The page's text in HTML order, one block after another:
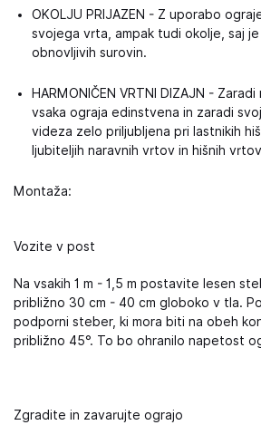
OKOLJU PRIJAZEN - Z uporabo
svojega vrta, ampak tudi okolje, saj
obnovljivih surovin.
HARMONIČEN VRTNI DIZAJN -
vsaka ograja edinstvena in zaradi
videza zelo priljubljena pri lastnikih
ljubiteljih naravnih vrtov in hišnih
Montaža:
Vozite v post
Na vsakih 1 m - 1,5 m postavite lesen
približno 30 cm - 40 cm globoko v tla.
podporni steber, ki mora biti na obeh
približno 45°. To bo ohranilo napetost
Zgradite in zavarujte ograjo